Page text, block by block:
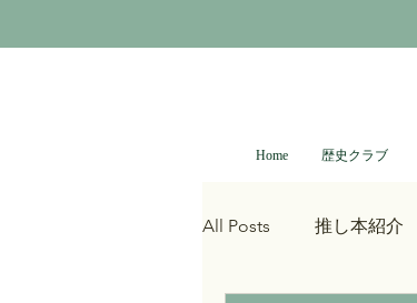
Home 歴史クラブ
All Posts 推し本紹介